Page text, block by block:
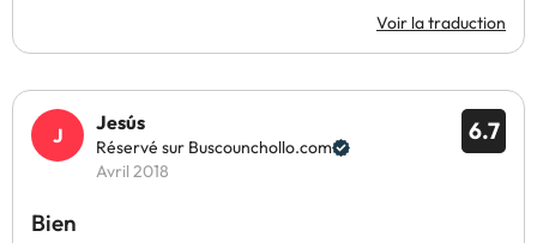
Voir la traduction
6.7
Jesús
Réservé sur Buscounchollo.com
Avril 2018
Bien